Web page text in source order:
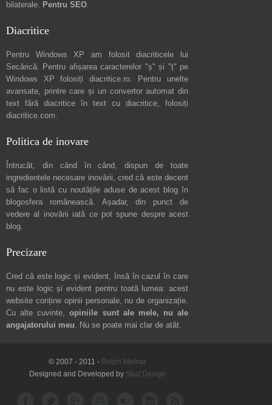
bilaterale. Pentru SEO.
Diacritice
Pentru Windows XP am folosit diacriticele lui
Secărică. Pentru afișarea caracterelor "ș" și "ț" pe
Windows XP folosiți diacritice.ro. Pentru unelte
avansate, printre care și un convertor automat din
text fără diacritice în text cu diacritice, folosiți
diacritice.com.
Politica de inovare
Întrucât, din când în când, dispun de toate
ingredientele necesare inovării, cred că este decent
să fac o listă cu noutățile aduse de acest blog în
blogosfera românească. Așadar, din punct de
vedere al inovării iată ce pot spune despre acest
blog.
Precizare
Cred că este logic și evident, însă în cazul în care
nu este logic și evident pentru toată lumea: acest
website conține opinii personale, nu de organizație.
Cu alte cuvinte,opiniile sunt ale mele, nu ale
angajatorului meu. Nu se poate mai clar de atât.
© 2007 - 2011 - Robin Molnar
Designed and Developed by Skat Design